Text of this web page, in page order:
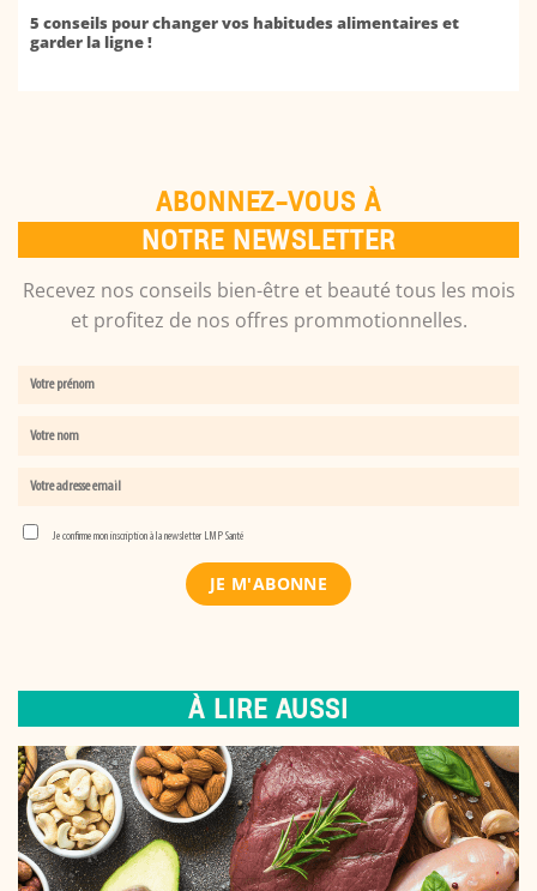
5 conseils pour changer vos habitudes alimentaires et
garder la ligne !
ABONNEZ-VOUS À
NOTRE NEWSLETTER
Recevez nos conseils bien-être et beauté tous les mois
et profitez de nos offres prommotionnelles.
Je confirme mon inscription à la newsletter LMP Santé
À LIRE AUSSI